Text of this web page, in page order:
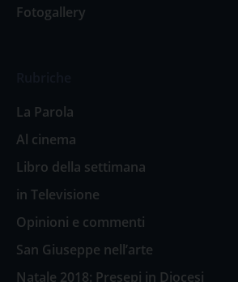
Fotogallery
La Parola
Al cinema
Libro della settimana
in Televisione
Opinioni e commenti
San Giuseppe nell’arte
Natale 2018: Presepi in Diocesi